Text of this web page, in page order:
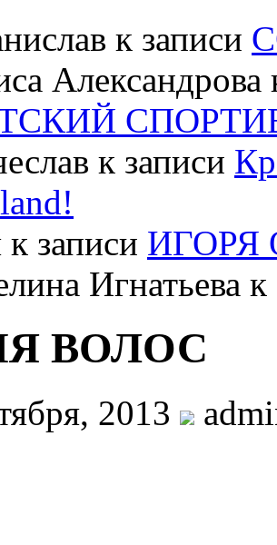
к записи
Александрова
к записи
к записи ИГОРЯ
Игнатьева к
ВОЛОС
2013